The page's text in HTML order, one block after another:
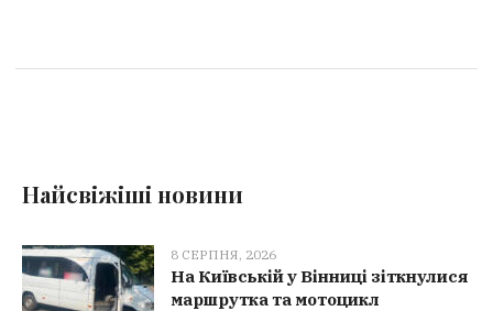
Найсвіжіші новини
8 СЕРПНЯ, 2026
На Київській у Вінниці зіткнулися
маршрутка та мотоцикл